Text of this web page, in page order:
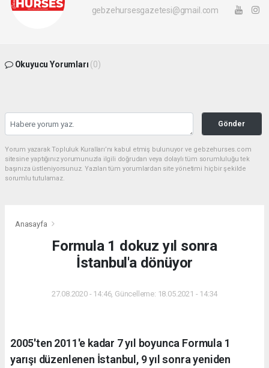
gebzehursesgazetesi@gmail.com
Okuyucu Yorumları (0)
Gönder
Yorum yazarak Topluluk Kuralları’nı kabul etmiş bulunuyor ve gebzehurses.com
sitesine yaptığınız yorumunuzla ilgili doğrudan veya dolaylı tüm sorumluluğu tek
başınıza üstleniyorsunuz. Yazılan tüm yorumlardan site yönetimi hiçbir şekilde
sorumlu tutulamaz.
Anasayfa
Formula 1 dokuz yıl sonra
İstanbul'a dönüyor
27.08.2020 - 14:46, Güncelleme: 18.05.2021 - 14:34
2005'ten 2011'e kadar 7 yıl boyunca Formula 1
yarışı düzenlenen İstanbul, 9 yıl sonra yeniden